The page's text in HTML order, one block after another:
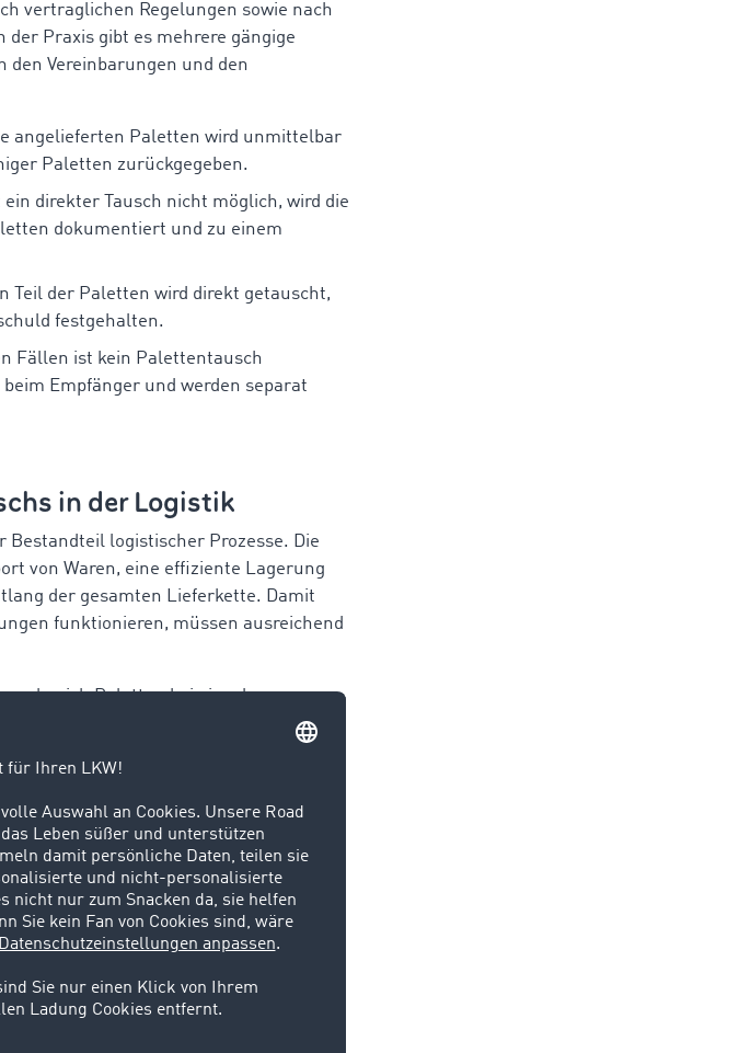
vertraglichen Regelungen sowie nach
Praxis gibt es mehrere gängige
den Vereinbarungen und den
angelieferten Paletten wird unmittelbar
Paletten zurückgegeben.
ein direkter Tausch nicht möglich, wird die
dokumentiert und zu einem
Teil der Paletten wird direkt getauscht,
festgehalten.
Fällen ist kein Palettentausch
Empfänger und werden separat
in der Logistik
logistischer Prozesse. Die
von Waren, eine effiziente Lagerung
der gesamten Lieferkette. Damit
funktionieren, müssen ausreichend
sich Paletten bei einzelnen
fehlen. Dies führt zu Engpässen,
Kosten für Ersatzpaletten,
eine kaufmännische Bedeutung. In
ein zentraler Bestandteil des
Steuerung und Dokumentation von
Fehlende Paletten,
erhöhen den Abstimmungs- und
geregelt oder sauber dokumentiert